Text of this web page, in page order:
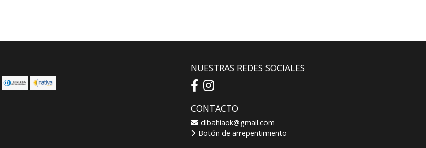
NUESTRAS REDES SOCIALES
CONTACTO
dlbahiaok@gmail.com
Botón de arrepentimiento